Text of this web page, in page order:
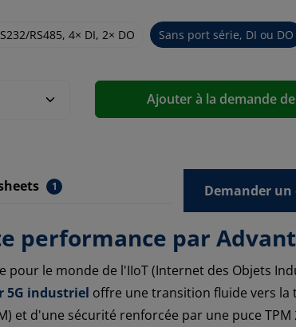
RS485, 4× DI, 2× DO
Sans port série, DI ou DO
Ajouter à la demande
1 Demander un
performance par
le monde de l'IIoT (Internet des Objets
5G industriel offre une transition fluide vers la
et d'une sécurité renforcée par une puce TPM